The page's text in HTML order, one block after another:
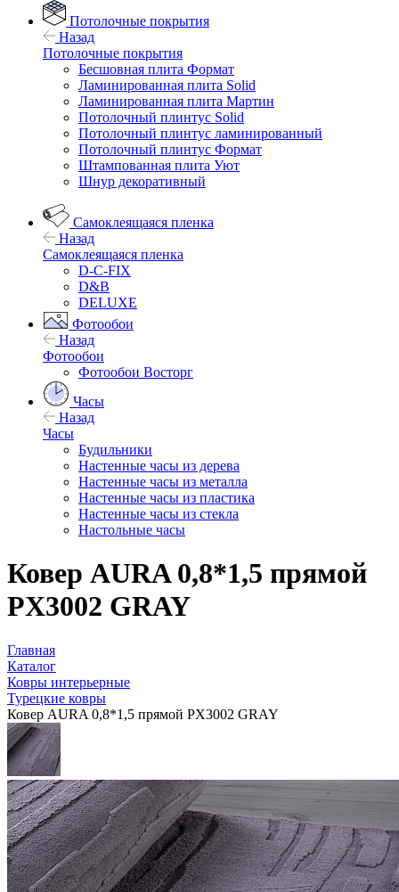
Потолочные покрытия
Назад
Потолочные покрытия
Бесшовная плита Формат
Ламинированная плита Solid
Ламинированная плита Мартин
Потолочный плинтус Solid
Потолочный плинтус ламинированный
Потолочный плинтус Формат
Штампованная плита Уют
Шнур декоративный
Самоклеящаяся пленка
Назад
Самоклеящаяся пленка
D-C-FIX
D&B
DELUXE
Фотообои
Назад
Фотообои
Фотообои Восторг
Часы
Назад
Часы
Будильники
Настенные часы из дерева
Настенные часы из металла
Настенные часы из пластика
Настенные часы из стекла
Настольные часы
Ковер AURA 0,8*1,5 прямой
PX3002 GRAY
Главная
Каталог
Ковры интерьерные
Турецкие ковры
Ковер AURA 0,8*1,5 прямой PX3002 GRAY